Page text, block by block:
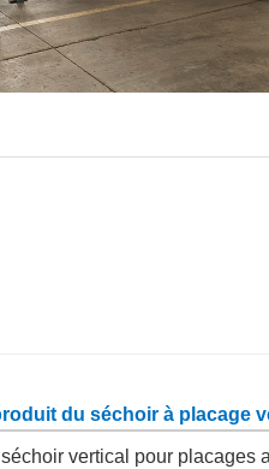
du séchoir à placage
vertical pour